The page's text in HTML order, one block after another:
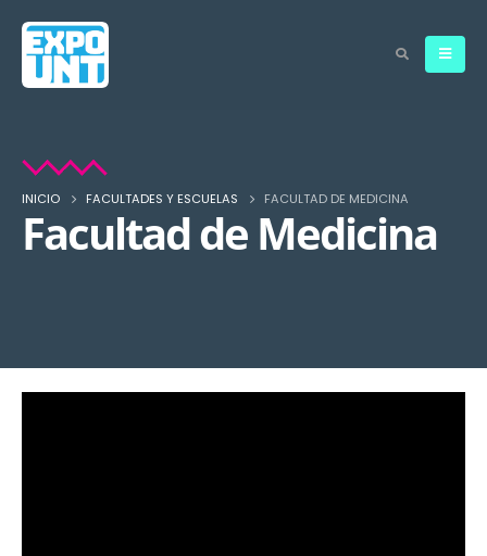
INICIO FACULTADES Y ESCUELAS FACULTAD DE MEDICINA
Facultad de Medicina